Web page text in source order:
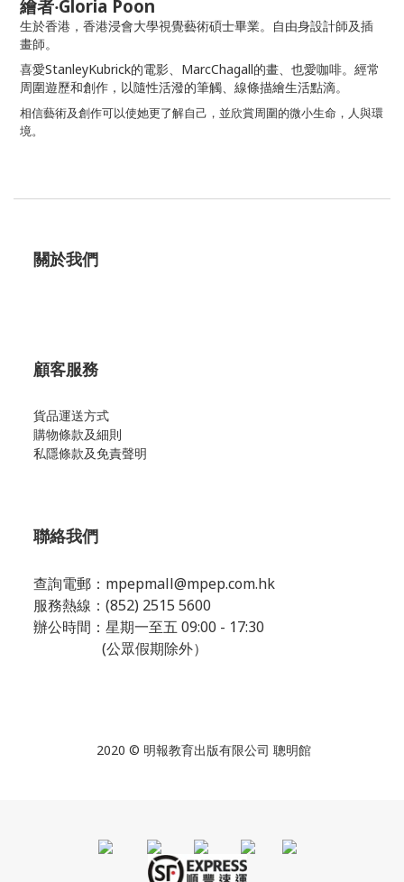
繪者‧Gloria Poon
生於香港，香港浸會大學視覺藝術碩士畢業。自由身設計師及插
畫師。
喜愛StanleyKubrick的電影、 MarcChagall的畫、也愛咖啡。經常
周圍遊歷和創作，以隨性活潑的筆觸、線條描繪生活點滴。
相信藝術及創作可以使她更了解自己，並欣賞周圍的微小生命，人與環
境。
關於我們
顧客服務
貨品運送方式
購物條款及細則
私隱條款及免責聲明
聯絡我們
查詢電郵： mpepmall@mpep.com.hk
服務熱線：(852) 2515 5600
辦公時間：星期一至五 09:00 - 17:30
(公眾假期除外）
2020 © 明報教育出版有限公司 聰明館